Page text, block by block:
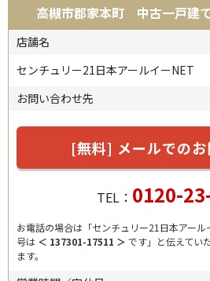
高槻市郡家本町 中古一戸建
店舗名
センチュリー21日本アールイーNET
お問い合わせ先
[無料] メールでの
TEL： 0120-
お電話の場合は「センチュリー21日本アール
号は ＜ 137301-17511 ＞ です」と伝えてい
ます。